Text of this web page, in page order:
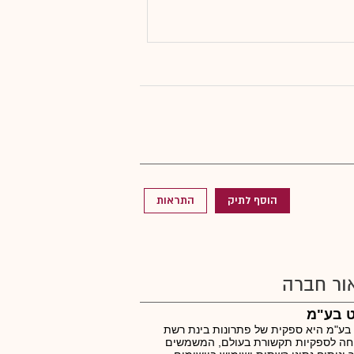
הוסף לתיק התראות
חברה
בע"מ
בע"מ היא ספקית של פתרונות בינת רשת
לספקיות תקשורת בעולם, המשמשים